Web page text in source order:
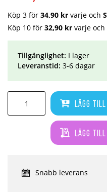
Lägg till
Lägg
Tillgänglighet: I lager
Leveranstid: 3-6 dagar
Snabb leverans
Köp 3 för 34,90 kr varje och
Köp 10 för 32,90 kr varje och